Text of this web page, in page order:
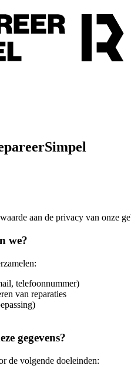
aan de privacy van onze
we?
telefoonnummer)
van reparaties
gegevens?
de volgende doeleinden: